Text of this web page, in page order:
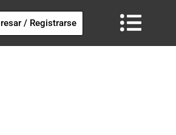
/ Registrarse